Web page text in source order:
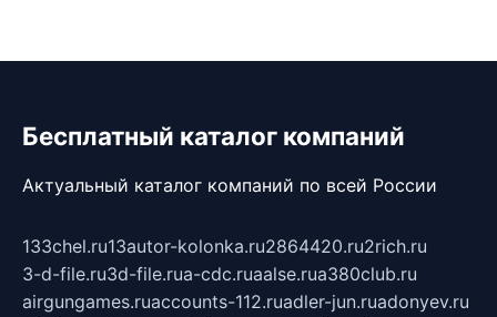
Бесплатный каталог компаний
Актуальный каталог компаний по всей России
133chel.ru13autor-kolonka.ru2864420.ru2rich.ru
3-d-file.ru3d-file.rua-cdc.ruaalse.rua380club.ru
airgungames.ruaccounts-112.ruadler-jun.ruadonyev.ru